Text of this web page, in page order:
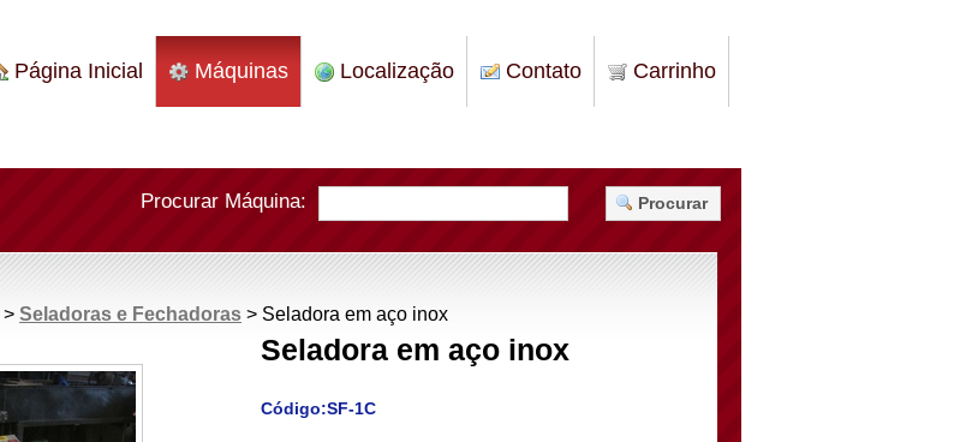
Página Inicial Máquinas Localização Contato Carrinho
Procurar Máquina: Procurar
> Seladoras e Fechadoras > Seladora em aço inox
Seladora em aço inox
Código:SF-1C